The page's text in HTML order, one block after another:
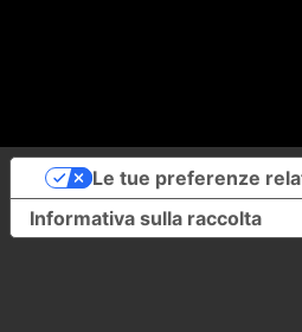
Informativa sulla raccolta
Le tue preferenze